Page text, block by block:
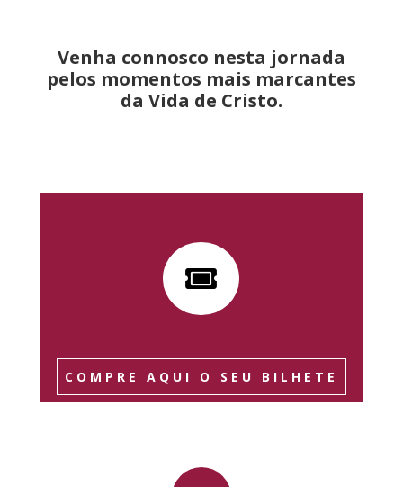
Venha connosco nesta jornada
pelos momentos mais marcantes
da Vida de Cristo.

COMPRE AQUI O SEU BILHETE